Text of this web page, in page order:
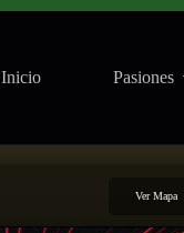
Inicio Pasiones
Ver Mapa